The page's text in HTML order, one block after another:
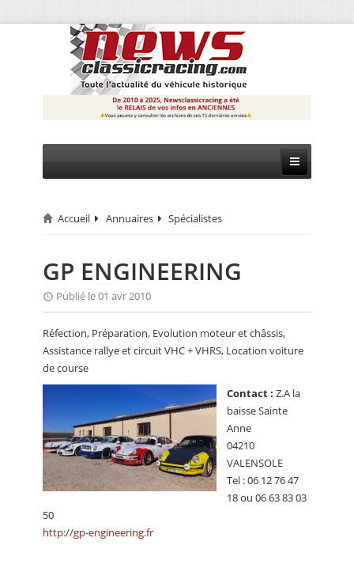
CIRCUIT
RALLYE
MONTAGNE
EVÈNEMENTS
CALENDRIER
VIDEO
ANNUAIRES
PETITES ANNONCES
Accueil Annuaires Spécialistes
GP ENGINEERING
Publié le 01 avr 2010
Réfection, Préparation, Evolution moteur et châssis,
Assistance rallye et circuit VHC + VHRS, Location voiture
de course
Contact : Z.A la
baisse Sainte
Anne
04210
VALENSOLE
Tel : 06 12 76 47
18 ou 06 63 83 03
50
http://gp-engineering.fr